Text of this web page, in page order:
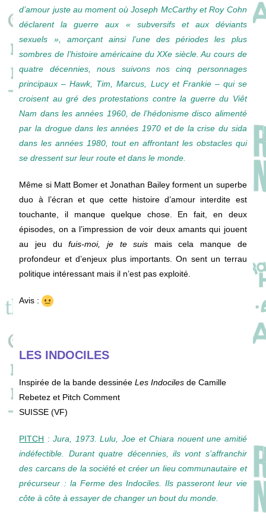
d’amour juste au moment où Joseph McCarthy et Roy Cohn
déclarent la guerre aux « subversifs et aux déviants
sexuels », amorçant ainsi l’une des périodes les plus
sombres de l’histoire américaine du XXe siècle. Au cours de
quatre décennies, nous suivons nos cinq personnages
principaux – Hawk, Tim, Marcus, Lucy et Frankie – qui se
croisent au gré des protestations contre la guerre du Viêt
Nam dans les années 1960, de l’hédonisme disco alimenté
par la drogue dans les années 1970 et de la crise du sida
dans les années 1980, tout en affrontant les obstacles qui
se dressent sur leur route et dans le monde.
Même si Matt Bomer et Jonathan Bailey forment un superbe
duo à l’écran et que cette histoire d’amour interdite est
touchante, il manque quelque chose. En fait, en deux
épisodes, on a l’impression de voir deux amants qui jouent
au jeu dufuis-moi, je te suis mais cela manque de
profondeur et d’enjeux plus importants. On sent un terrau
politique intéressant mais il n’est pas exploité.
Avis :
LES INDOCILES
Inspirée de la bande dessinéeLes Indocilesde Camille
Rebetez et Pitch Comment
SUISSE (VF)
PITCH :Jura, 1973. Lulu, Joe et Chiara nouent une amitié
indéfectible. Durant quatre décennies, ils vont s’affranchir
des carcans de la société et créer un lieu communautaire et
précurseur : la Ferme des Indociles. Ils passeront leur vie
côte à côte à essayer de changer un bout du monde.